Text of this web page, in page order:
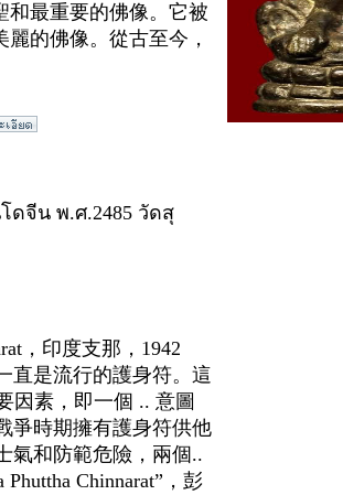
和最重要的佛像。它被
的佛像。從古至今，
จีน พ.ศ.2485 วัดสุ
，印度支那，1942
直是流行的護身符。這
因素，即一個 .. 意圖
爭時期擁有護身符供他
氣和防範危險，兩個..
Chinnarat”，彭